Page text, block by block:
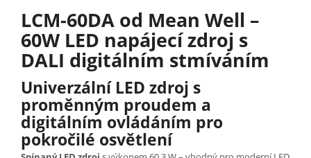
LCM-60DA od Mean Well –
60W LED napájecí zdroj s
DALI digitálním stmíváním
Univerzální LED zdroj s
proměnným proudem a
digitálním ovládáním pro
pokročilé osvětlení